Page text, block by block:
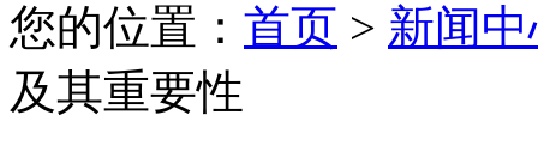
您的位置： 首页 > 新闻
及其重要性